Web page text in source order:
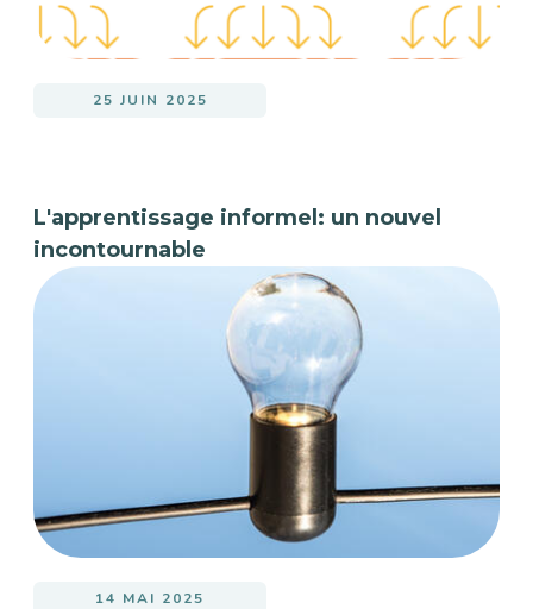
25 JUIN 2025
14 MAI 2025
L'apprentissage informel: un nouvel
incontournable